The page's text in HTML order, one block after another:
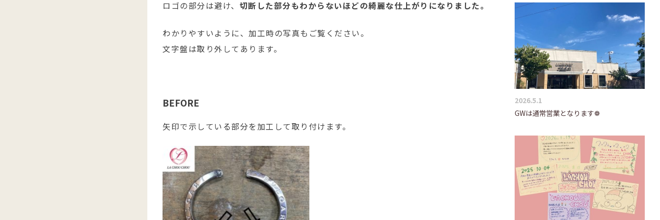
ロゴの部分は避け、 切断した部分もわからないほどの綺麗な仕上がりになりました。
わかりやすいように、加工時の写真もご覧ください。
文字盤は取り外してあります。
BEFORE
矢印で示している部分を加工して取り付けます。
2026.5.1
GWは通常営業となります❁